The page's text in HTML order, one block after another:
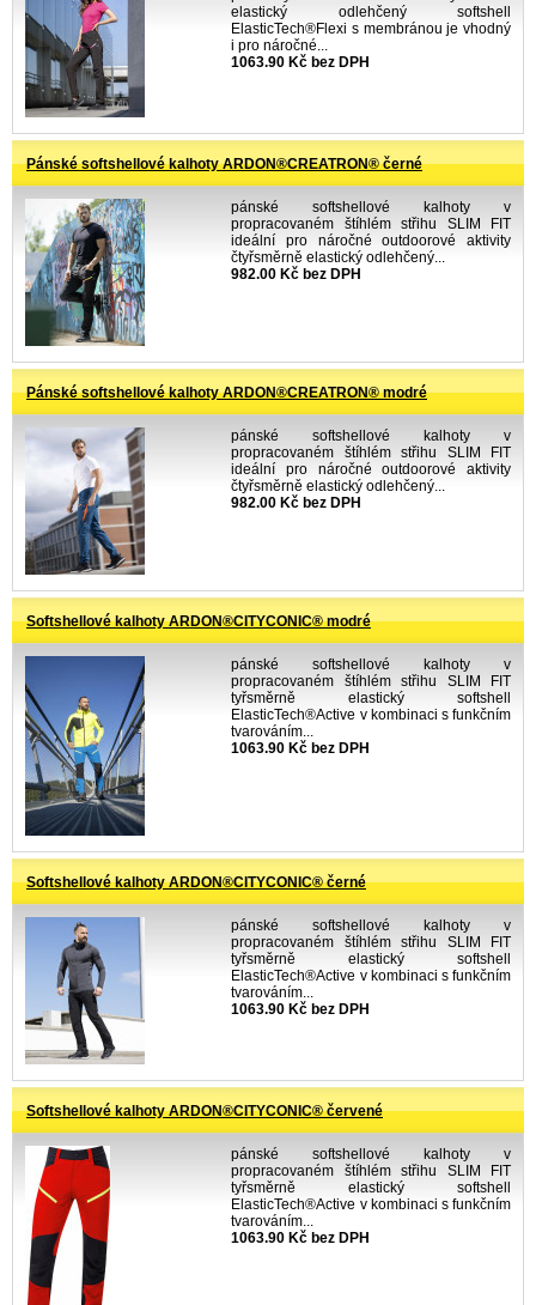
elastický odlehčený softshell
ElasticTech®Flexi s membránou je vhodný
i pro náročné...
1063.90 Kč bez DPH
Pánské softshellové kalhoty ARDON®CREATRON® černé
pánské softshellové kalhoty v
propracovaném štíhlém střihu SLIM FIT
ideální pro náročné outdoorové aktivity
čtyřsměrně elastický odlehčený...
982.00 Kč bez DPH
Pánské softshellové kalhoty ARDON®CREATRON® modré
pánské softshellové kalhoty v
propracovaném štíhlém střihu SLIM FIT
ideální pro náročné outdoorové aktivity
čtyřsměrně elastický odlehčený...
982.00 Kč bez DPH
Softshellové kalhoty ARDON®CITYCONIC® modré
pánské softshellové kalhoty v
propracovaném štíhlém střihu SLIM FIT
tyřsměrně elastický softshell
ElasticTech®Active v kombinaci s funkčním
tvarováním...
1063.90 Kč bez DPH
Softshellové kalhoty ARDON®CITYCONIC® černé
pánské softshellové kalhoty v
propracovaném štíhlém střihu SLIM FIT
tyřsměrně elastický softshell
ElasticTech®Active v kombinaci s funkčním
tvarováním...
1063.90 Kč bez DPH
Softshellové kalhoty ARDON®CITYCONIC® červené
pánské softshellové kalhoty v
propracovaném štíhlém střihu SLIM FIT
tyřsměrně elastický softshell
ElasticTech®Active v kombinaci s funkčním
tvarováním...
1063.90 Kč bez DPH